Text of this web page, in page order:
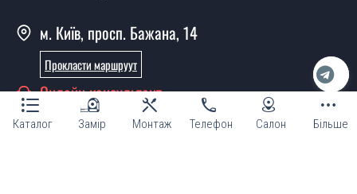
Каталог Замір Монтаж Телефон Салон Більше
Від 5200 грн.
Потрібні двері вхідні економ класу,
що порадите?
Кожна наша порада індивідуальна, у тому числі і з
приводу вхідних дверей економ класу. Спробуйте
м. Київ, просп. Бажана, 14
Прокласти маршруут
Онлайн консультант